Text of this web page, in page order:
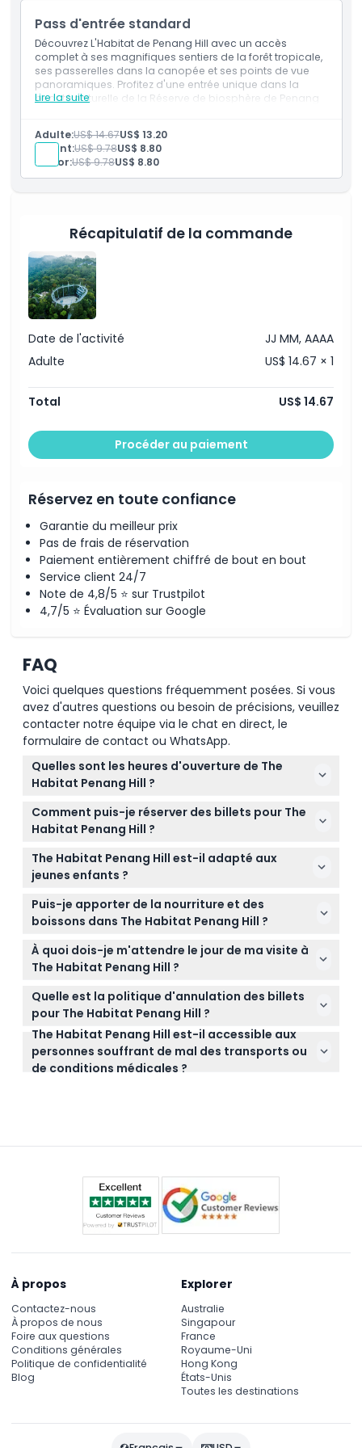
Exclus
Non adapté pour
À savoir
Comment s'y rendre
Comment échanger
Pass d'entrée standard
Découvrez L'Habitat de Penang Hill avec un accès
complet à ses magnifiques sentiers de la forêt tropicale,
ses passerelles dans la canopée et ses points de vue
panoramiques. Profitez d'une entrée unique dans la
beauté naturelle de la Réserve de biosphère de Penang
Lire la suite
Profitez d'une entrée unique à L'Habitat de Penang
Hill.
Explorez les sentiers de la forêt tropicale, les
Adulte:US$ 14.67US$ 13.20
Enfant:US$ 9.78US$ 8.80
Sénior:US$ 9.78US$ 8.80
Récapitulatif de la commande
Date de l'activité
JJ MM, AAAA
Adulte
US$ 14.67 × 1
Total US$ 14.67
Procéder au paiement
Réservez en toute confiance
Garantie du meilleur prix
Pas de frais de réservation
Paiement entièrement chiffré de bout en bout
Service client 24/7
Note de 4,8/5 ⭐ sur Trustpilot
4,7/5 ⭐ Évaluation sur Google
FAQ
Voici quelques questions fréquemment posées. Si vous
avez d'autres questions ou besoin de précisions, veuillez
contacter notre équipe via le chat en direct, le
formulaire de contact ou WhatsApp.
Quelles sont les heures d'ouverture de The
Habitat Penang Hill ?
Le parc est ouvert tous les jours de 9h00 à 17h30,
avec la dernière entrée à 17h30 et la sortie avant
19h00. Les promenades du soir commencent à
17h30 et se poursuivent jusqu'à 21h00, avec la
dernière entrée à 18h30. (sujets à changement —
Comment puis-je réserver des billets pour The
Habitat Penang Hill ?
Vous pouvez facilement réserver vos billets en ligne
ici même sur ce site pour garantir votre entrée le
The Habitat Penang Hill est-il adapté aux
jeunes enfants ?
Oui, les enfants de 0 à 3 ans entrent gratuitement
mais doivent être accompagnés d'un adulte
payant. Les enfants de 4 à 12 ans nécessitent un
billet enfant, et ceux de 13 ans et plus un billet
adulte.
Puis-je apporter de la nourriture et des
boissons dans The Habitat Penang Hill ?
Il n'est pas recommandé d'apporter votre propre
nourriture et boissons car il y a des cafés sur place,
notamment Le Stable Café et Le Habitat Café,
ouverts du matin jusqu'en fin d'après-midi.
À quoi dois-je m'attendre le jour de ma visite à
The Habitat Penang Hill ?
Attendez-vous à explorer des sentiers de forêt
tropicale, profiter des promenades dans la
canopée comme le pont à double travée Langur
Way, et admirer des vues panoramiques depuis le
Curtis Crest Tree Top Walk dans une magnifique
Réserve de Biosphère de l'UNESCO.
Quelle est la politique d'annulation des billets
pour The Habitat Penang Hill ?
Les billets ne sont ni remboursables ni annulables,
assurez-vous donc que vos plans sont confirmés
avant de réserver.
The Habitat Penang Hill est-il accessible aux
personnes souffrant de mal des transports ou
de conditions médicales ?
devraient être adaptées.
À propos
Contactez-nous
À propos de nous
Foire aux questions
Conditions générales
Politique de confidentialité
Blog
Explorer
Australie
Singapour
France
Royaume-Uni
Hong Kong
États-Unis
Toutes les destinations